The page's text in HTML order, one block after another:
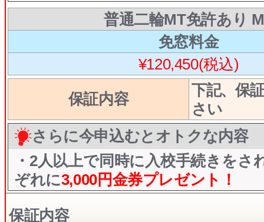
普通二輪MT免許あり
免窓料金
¥120,450(税込)
保証内容
下記、保
さい
さらに今申込むとオトクな内容
・2人以上で同時に入校手続きをさ
ぞれに3,000円金券プレゼント！
保証内容